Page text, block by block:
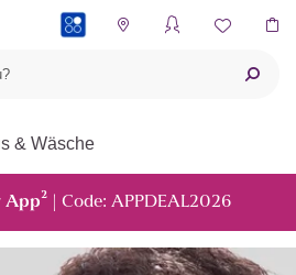
& Wäsche
App² | Code: APPDEAL2026